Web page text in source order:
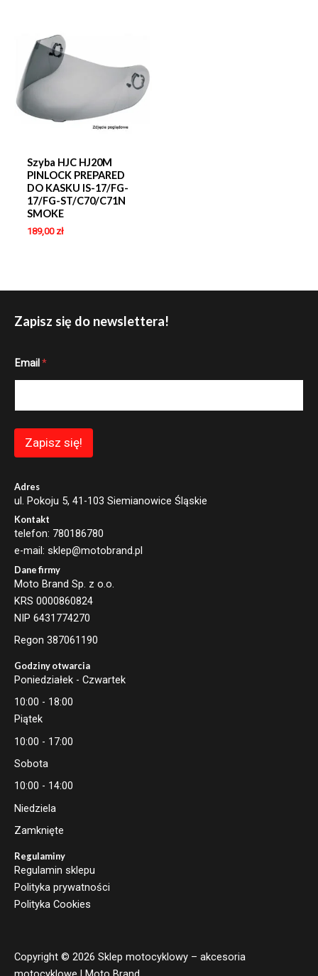
Szyba HJC HJ20M
PINLOCK PREPARED
DO KASKU IS-17/FG-
17/FG-ST/C70/C71N
SMOKE
189,00 zł
Zapisz się do newslettera!
m
E
l
Email *
Zapisz się!
Adres
ul. Pokoju 5, 41-103 Siemianowice Śląskie
Kontakt
telefon: 780186780
e-mail: sklep@motobrand.pl
Dane firmy
Moto Brand Sp. z o.o.
KRS 0000860824
NIP 6431774270
Regon 387061190
Godziny otwarcia
Poniedziałek - Czwartek
10:00 - 18:00
Piątek
10:00 - 17:00
Sobota
10:00 - 14:00
Niedziela
Zamknięte
Regulaminy
Regulamin sklepu
Polityka prywatności
Polityka Cookies
Copyright © 2026 Sklep motocyklowy – akcesoria